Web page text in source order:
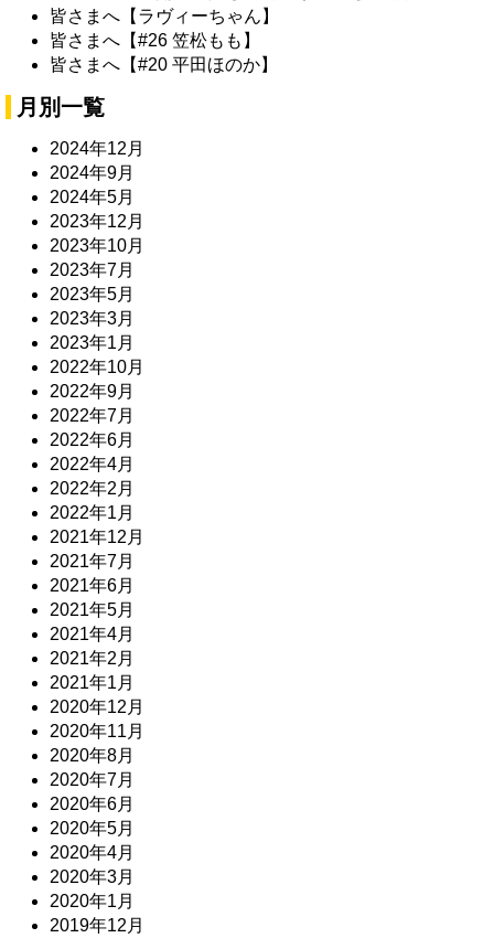
皆さまへ【ラヴィーちゃん】
皆さまへ【#26 笠松もも】
皆さまへ【#20 平田ほのか】
月別一覧
2024年12月
2024年9月
2024年5月
2023年12月
2023年10月
2023年7月
2023年5月
2023年3月
2023年1月
2022年10月
2022年9月
2022年7月
2022年6月
2022年4月
2022年2月
2022年1月
2021年12月
2021年7月
2021年6月
2021年5月
2021年4月
2021年2月
2021年1月
2020年12月
2020年11月
2020年8月
2020年7月
2020年6月
2020年5月
2020年4月
2020年3月
2020年1月
2019年12月